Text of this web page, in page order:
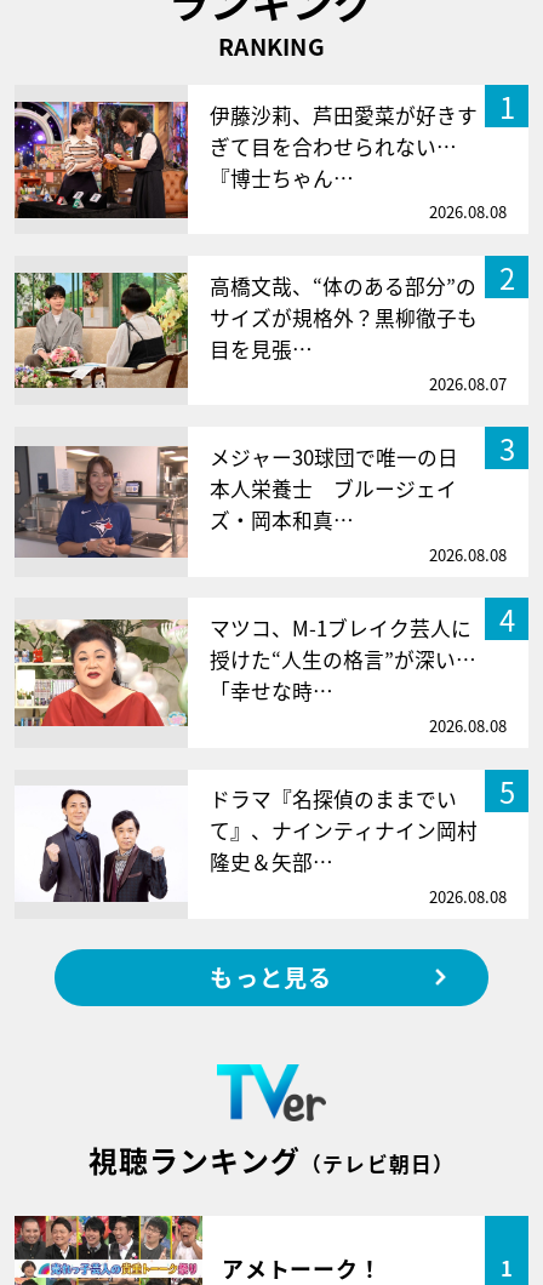
RANKING
1
伊藤沙莉、芦田愛菜が好きす
ぎて目を合わせられない…
『博士ちゃん…
2026.08.08
2
高橋文哉、“体のある部分”の
サイズが規格外？黒柳徹子も
目を見張…
2026.08.07
3
メジャー30球団で唯一の日
本人栄養士 ブルージェイ
ズ・岡本和真…
2026.08.08
4
マツコ、M-1ブレイク芸人に
授けた“人生の格言”が深い…
「幸せな時…
2026.08.08
5
ドラマ『名探偵のままでい
て』、ナインティナイン岡村
隆史＆矢部…
2026.08.08
もっと見る
視聴ランキング （テレビ朝日）
アメトーーク！ 1